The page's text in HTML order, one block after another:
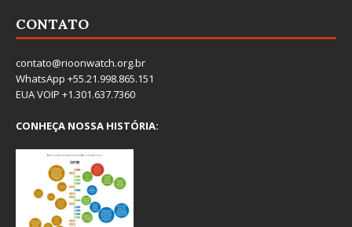
CONTATO
contato@rioonwatch.org.br
WhatsApp +55.21.998.865.151
EUA VOIP +1.301.637.7360
CONHEÇA NOSSA HISTÓRIA: